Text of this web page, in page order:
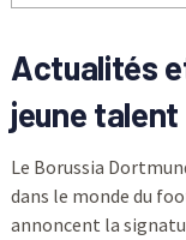
Actualités
jeune
Le Borussia
dans le monde du
annoncent la